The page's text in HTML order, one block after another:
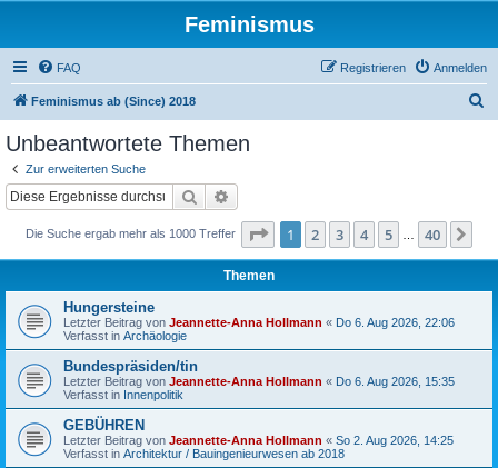
Feminismus
FAQ Anmelden
Registrieren
Feminismus ab (Since) 2018
Unbeantwortete Themen
Zur erweiterten Suche
Suche
Die Suche ergab mehr als 1000 Treffer Seite 1von 40
1 2 3 4 5 40
Themen
Hungersteine
Letzter Beitrag von Jeannette-Anna Hollmann « Do 6. Aug 2026, 22:06
Verfasst in Archäologie
Bundespräsiden/tin
Letzter Beitrag von Jeannette-Anna Hollmann « Do 6. Aug 2026, 15:35
Verfasst in Innenpolitik
GEBÜHREN
Letzter Beitrag von Jeannette-Anna Hollmann « So 2. Aug 2026, 14:25
Verfasst in Architektur / Bauingenieurwesen ab 2018